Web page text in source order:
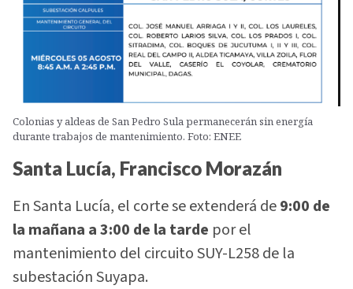
Colonias y aldeas de San Pedro Sula permanecerán sin energía
durante trabajos de mantenimiento. Foto: ENEE
Santa Lucía, Francisco Morazán
En Santa Lucía, el corte se extenderá de9:00 de
la mañana a 3:00 de la tarde por el
mantenimiento del circuito SUY-L258 de la
subestación Suyapa.